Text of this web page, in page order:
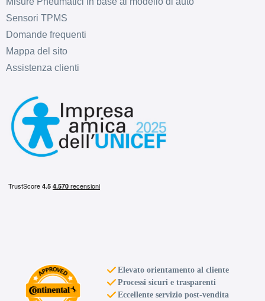
Sensori TPMS
Domande frequenti
Mappa del sito
Assistenza clienti
Elevato orientamento al cliente
Processi sicuri e trasparenti
Eccellente servizio post-vendita